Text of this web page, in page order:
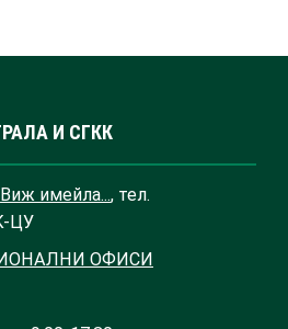
И СГКК
Виж имейла..., тел.
ЦУ
ОФИСИ